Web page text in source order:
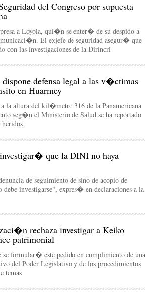
del Congreso por supuesta
a Loyola, qui�n se enter� de su despido a
El exjefe de seguridad asegur� que
con las investigaciones de la Dirincri
defensa legal a las v�ctimas
en Huarmey
la altura del kil�metro 316 de la Panamericana
seg�n el Ministerio de Salud se ha reportado
heridos
que la DINI no haya
de seguimiento de sino de acopio de
investigarse", expres� en declaraciones a la
rechaza investigar a Keiko
patrimonial
formular� este pedido en cumplimiento de una
del Poder Legislativo y de los procedimientos
temas